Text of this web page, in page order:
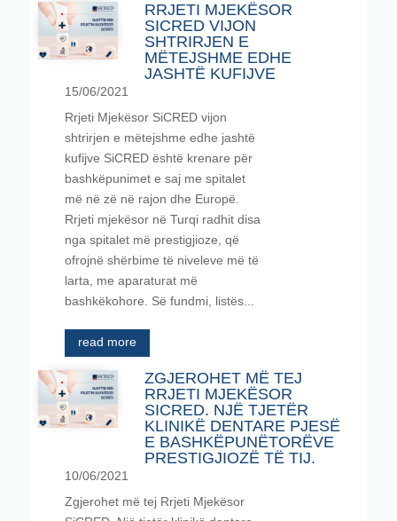
RRJETI MJEKËSOR
SICRED VIJON
SHTRIRJEN E
MËTEJSHME EDHE
JASHTË KUFIJVE
15/06/2021
Rrjeti Mjekësor SiCRED vijon
shtrirjen e mëtejshme edhe jashtë
kufijve SiCRED është krenare për
bashkëpunimet e saj me spitalet
më në zë në rajon dhe Europë.
Rrjeti mjekësor në Turqi radhit disa
nga spitalet më prestigjioze, që
ofrojnë shërbime të niveleve më të
larta, me aparaturat më
bashkëkohore. Së fundmi, listës...
read more
ZGJEROHET MË TEJ
RRJETI MJEKËSOR
SICRED. NJË TJETËR
KLINIKË DENTARE PJESË
E BASHKËPUNËTORËVE
PRESTIGJIOZË TË TIJ.
10/06/2021
Zgjerohet më tej Rrjeti Mjekësor